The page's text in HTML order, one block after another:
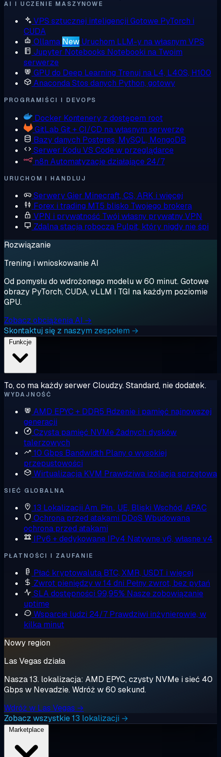
AI I UCZENIE MASZYNOWE
VPS sztucznej inteligencji Gotowe PyTorch i
CUDA
Ollama New Uruchom LLM-y na własnym VPS
Jupyter Notebooks Notebooki na Twoim
serwerze
GPU do Deep Learning Trenuj na L4, L40S, H100
AnacondaStos danych Python, gotowy
PROGRAMIŚCI I DEVOPS
Docker Kontenery z dostępem root
GitLab Git + CI/CD na własnym serwerze
Bazy danych Postgres, MySQL, MongoDB
Serwer Kodu VS Code w przeglądarce
n8n Automatyzacje działające 24/7
URUCHOM I HANDLUJ
Serwery Gier Minecraft, CS, ARK i więcej
Forex i trading MT5 blisko Twojego brokera
VPN i prywatność Twój własny prywatny VPN
Zdalna stacja robocza Pulpit, który nigdy nie śpi
Rozwiązanie
Trening i wnioskowanie AI
Od pomysłu do wdrożonego modelu w 60 minut. Gotowe
obrazy PyTorch, CUDA, vLLM i TGI na każdym poziomie
GPU.
Zobacz obciążenia AI →
Skontaktuj się z naszym zespołem →
To, co ma każdy serwer Cloudzy. Standard, nie dodatek.
WYDAJNOŚĆ
AMD EPYC + DDR5 Rdzenie i pamięć najnowszej
generacji
Czysta pamięć NVMeŻadnych dysków
talerzowych
10 Gbps Bandwidth Plany o wysokiej
przepustowości
Wirtualizacja KVM Prawdziwa izolacja sprzętowa
SIEĆ GLOBALNA
13 Lokalizacji Am. Płn., UE, Bliski Wschód, APAC
Ochrona przed atakami DDoS Wbudowana
ochrona przed atakami
IPv6 + dedykowane IPv4 Natywne v6, własne v4
PŁATNOŚCI I ZAUFANIE
Płać kryptowalutą BTC, XMR, USDT i więcej
Zwrot pieniędzy w 14 dni Pełny zwrot, bez pytań
SLA dostępności 99,95% Nasze zobowiązanie
uptime
Wsparcie ludzi 24/7 Prawdziwi inżynierowie, w
kilka minut
Nowy region
Las Vegas działa
Nasza 13. lokalizacja: AMD EPYC, czysty NVMe i sieć 40
Gbps w Nevadzie. Wdróż w 60 sekund.
Wdróż w Las Vegas →
Zobacz wszystkie 13 lokalizacji →